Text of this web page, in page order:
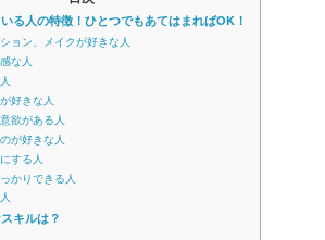
る人の特徴！ひとつでもあてはまればOK！
ョン、メイクが好きな人
な人
好きな人
欲がある人
が好きな人
する人
かりできる人
キルは？